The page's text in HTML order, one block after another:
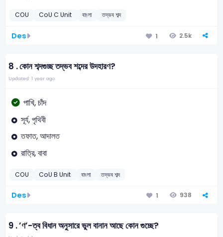
COU CoU C Unit বাংলা তদ্ভব শব্দ
Des 1 2.5k
8 .কোন শব্দগুচ্ছ তদ্ভব শব্দের উদহারণ?
Updated: 1 year ago
পাখি, চাঁদ
সূর্য, পৃথিবী
তফাত, আদালত
রাত্রি, বাবা
COU CoU B Unit বাংলা তদ্ভব শব্দ
Des 1 938
9 .’ণ’-ত্ব বিধান অনুসারে ভুল বানান আছে কোন গুচ্ছে?